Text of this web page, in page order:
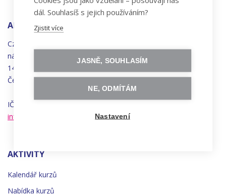
ADRESA
Czechitas, z.ú.
náměstí
Synků 1748/17
140 00 Praha 4 - Nusle
Česká republika
IČO 22834958 | DIČ CZ22834958
info@czechitas.cz
AKTIVITY
Kalendář kurzů
Nabídka kurzů
dál. Souhlasíš s jejich používáním?
Zjistit více
JASNĚ, SOUHLASÍM
NE, ODMÍTÁM
Nastavení